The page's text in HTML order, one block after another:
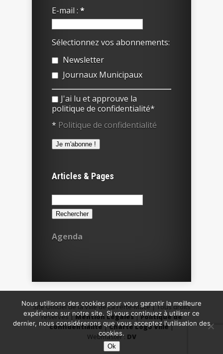
E-mail : *
Sélectionnez vos abonnements:
Newsletter
Journaux Municipaux
J'ai lu et approuve la
politique de confidentialité*
* Politique de confidentialité
Articles & Pages
Rechercher :
Agenda
Site Officiel de la Ville de La Ferté-Macé | Tous droits
réservés |Mention Légales|Politique de
confidentialité|Charte Logo Ville|
Webmaster : DV
Nous utilisons des cookies pour vous garantir la meilleure
expérience sur notre site. Si vous continuez à utiliser ce
dernier, nous considérerons que vous acceptez l'utilisation des
cookies.
Ok